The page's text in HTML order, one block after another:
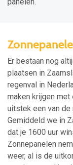
panelen.
Er bestaan nog
plaatsen in
regenval in
maken krijgen
uitstek een van de
Gemiddeld we in
dat je 1600 uur
Zonnepanelen
weer, al is de